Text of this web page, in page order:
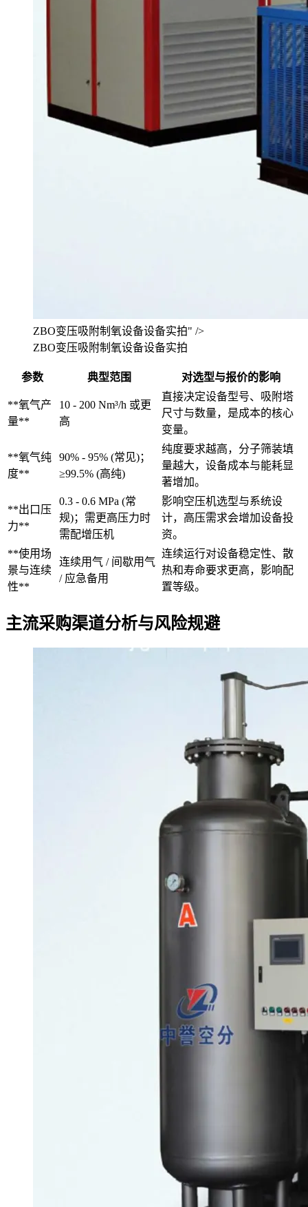
ZBO变压吸附制氧设备设备实拍" />
ZBO变压吸附制氧设备设备实拍
参数 典型范围 对选型与报价的影响
**氧气产
量**
10 - 200 Nm³/h 或更
高
直接决定设备型号、吸附塔
尺寸与数量，是成本的核心
变量。
**氧气纯
度**
90% - 95% (常见)；
≥99.5% (高纯)
纯度要求越高，分子筛装填
量越大，设备成本与能耗显
著增加。
**出口压
力**
0.3 - 0.6 MPa (常
规)；需更高压力时
需配增压机
影响空压机选型与系统设
计，高压需求会增加设备投
资。
**使用场
景与连续
性**
连续用气 / 间歇用气
/ 应急备用
连续运行对设备稳定性、散
热和寿命要求更高，影响配
置等级。
主流采购渠道分析与风险规避